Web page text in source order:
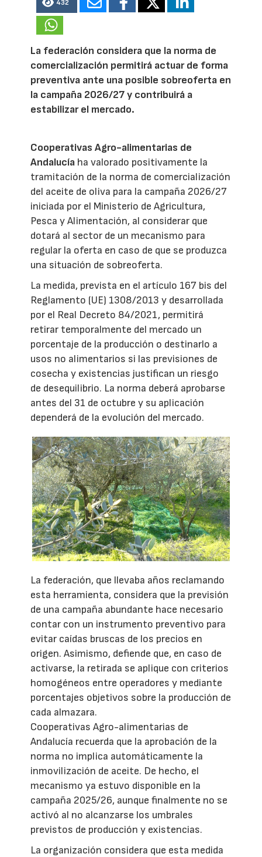
432
La federación considera que la norma de
comercialización permitirá actuar de forma
preventiva ante una posible sobreoferta en
la campaña 2026/27 y contribuirá a
estabilizar el mercado.
Cooperativas Agro-alimentarias de
Andalucía ha valorado positivamente la
tramitación de la norma de comercialización
del aceite de oliva para la campaña 2026/27
iniciada por el Ministerio de Agricultura,
Pesca y Alimentación, al considerar que
dotará al sector de un mecanismo para
regular la oferta en caso de que se produzca
una situación de sobreoferta.
La medida, prevista en el artículo 167 bis del
Reglamento (UE) 1308/2013 y desarrollada
por el Real Decreto 84/2021, permitirá
retirar temporalmente del mercado un
porcentaje de la producción o destinarlo a
usos no alimentarios si las previsiones de
cosecha y existencias justifican un riesgo
de desequilibrio. La norma deberá aprobarse
antes del 31 de octubre y su aplicación
dependerá de la evolución del mercado.
La federación, que llevaba años reclamando
esta herramienta, considera que la previsión
de una campaña abundante hace necesario
contar con un instrumento preventivo para
evitar caídas bruscas de los precios en
origen. Asimismo, defiende que, en caso de
activarse, la retirada se aplique con criterios
homogéneos entre operadores y mediante
porcentajes objetivos sobre la producción de
cada almazara.
Cooperativas Agro-alimentarias de
Andalucía recuerda que la aprobación de la
norma no implica automáticamente la
inmovilización de aceite. De hecho, el
mecanismo ya estuvo disponible en la
campaña 2025/26, aunque finalmente no se
activó al no alcanzarse los umbrales
previstos de producción y existencias.
La organización considera que esta medida